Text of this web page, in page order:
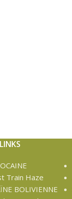
Train Haze
BOLIVIENNE